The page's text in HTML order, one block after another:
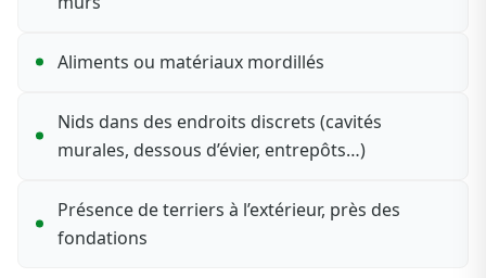
Aliments ou matériaux mordillés
Nids dans des endroits discrets (cavités
murales, dessous d’évier, entrepôts…)
Présence de terriers à l’extérieur, près des
fondations